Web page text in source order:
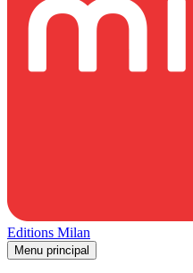
Editions Milan
Menu principal